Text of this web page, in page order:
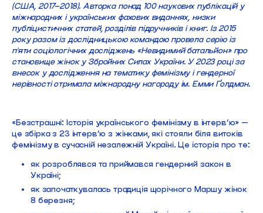
(США, 2017–2018). Авторка понад 100 наукових публікацій у
міжнародних і українських фахових виданнях, низки
публіцистичних статей, розділів підручників і книг. Із 2015
року разом із дослідницькою командою провела серію із
пʼяти соціологічних досліджень «Невидимий батальйон» про
становище жінок у Збройних Силах України. У 2023 році за
внесок у дослідження на тематику фемінізму і гендерної
нерівності отримала міжнародну нагороду ім. Емми Ґолдман.
«Безстрашні: Історія українського фемінізму в інтерв’ю» —
це збірка з 23 інтерв’ю з жінками, які стояли біля витоків
фемінізму в сучасній незалежній Україні. Це історія про те:
як розроблявся та приймався гендерний закон в
Україні;
як започаткувалась традиція щорічного Маршу жінок
8 березня;